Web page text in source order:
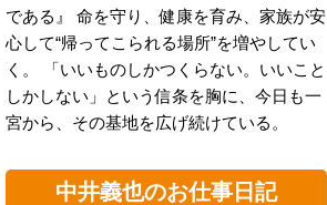
である』 命を守り、健康を育み、家族が安
心して“帰ってこられる場所”を増やしてい
く。 「いいものしかつくらない。いいこと
しかしない」という信条を胸に、今日も一
宮から、その基地を広げ続けている。
中井義也のお仕事日記